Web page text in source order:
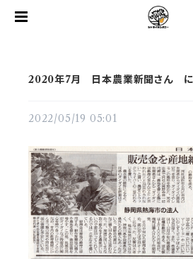
2020年7月 日本農業新聞さん に
2022/05/19 05:01